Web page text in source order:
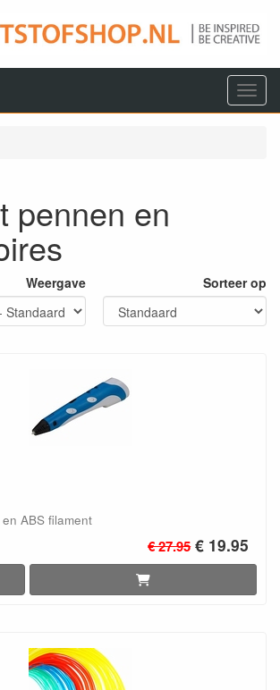
Menu
pennen en
Weergave Sorteer op
ABS filament
€ 27.95 € 19.95